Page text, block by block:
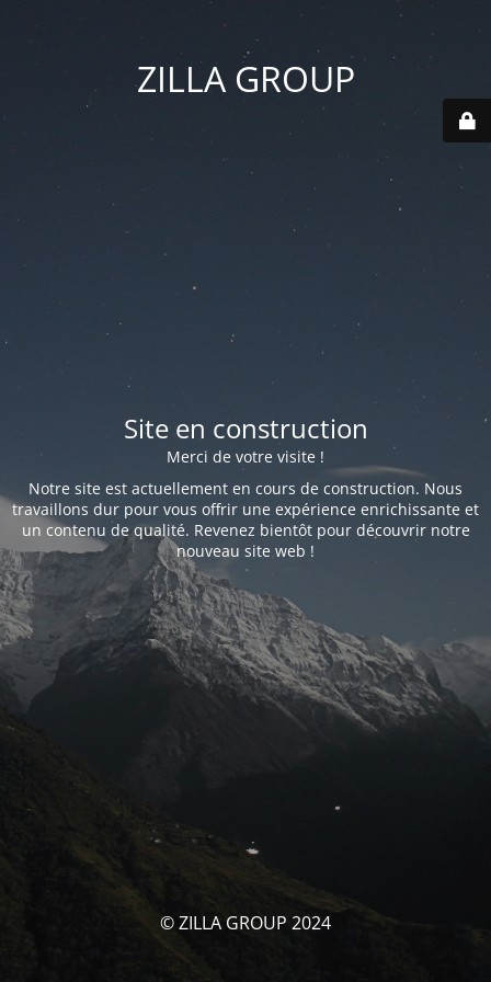
ZILLA GROUP
Site en construction
Merci de votre visite !
Notre site est actuellement en cours de construction. Nous
travaillons dur pour vous offrir une expérience enrichissante et
un contenu de qualité. Revenez bientôt pour découvrir notre
nouveau site web !
© ZILLA GROUP 2024